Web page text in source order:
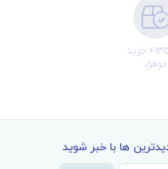
135000+ خرید
موفق
ها با خبر شوید